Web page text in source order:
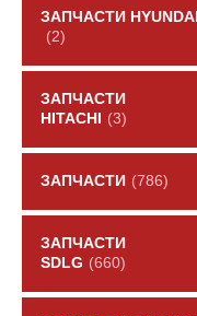
ЗАПЧАСТИ HYUNDAI
(2)
ЗАПЧАСТИ
HITACHI
(3)
ЗАПЧАСТИ (786)
ЗАПЧАСТИ
SDLG (660)